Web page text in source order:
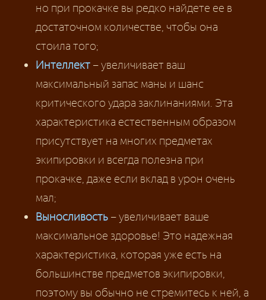
но при прокачке вы редко найдете ее в
достаточном количестве, чтобы она
стоила того;
Интеллект – увеличивает ваш
максимальный запас маны и шанс
критического удара заклинаниями. Эта
характеристика естественным образом
присутствует на многих предметах
экипировки и всегда полезна при
прокачке, даже если вклад в урон очень
мал;
Выносливость – увеличивает ваше
максимальное здоровье! Это надежная
характеристика, которая уже есть на
большинстве предметов экипировки,
поэтому вы обычно не стремитесь к ней, а